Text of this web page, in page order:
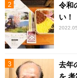
令和
い！
去年
を